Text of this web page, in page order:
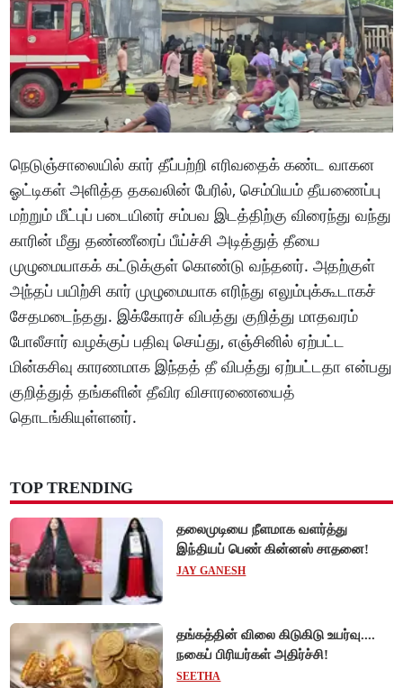
நெடுஞ்சாலையில் கார் தீப்பற்றி எரிவதைக் கண்ட வாகன
ஓட்டிகள் அளித்த தகவலின் பேரில், செம்பியம் தீயணைப்பு
மற்றும் மீட்புப் படையினர் சம்பவ இடத்திற்கு விரைந்து வந்து
காரின் மீது தண்ணீரைப் பீய்ச்சி அடித்துத் தீயை
முழுமையாகக் கட்டுக்குள் கொண்டு வந்தனர். அதற்குள்
அந்தப் பயிற்சி கார் முழுமையாக எரிந்து எலும்புக்கூடாகச்
சேதமடைந்தது. இக்கோரச் விபத்து குறித்து மாதவரம்
போலீசார் வழக்குப் பதிவு செய்து, எஞ்சினில் ஏற்பட்ட
மின்கசிவு காரணமாக இந்தத் தீ விபத்து ஏற்பட்டதா என்பது
குறித்துத் தங்களின் தீவிர விசாரணையைத்
தொடங்கியுள்ளனர்.
TOP TRENDING
தலைமுடியை நீளமாக வளர்த்து
இந்தியப் பெண் கின்னஸ் சாதனை!
JAY GANESH
தங்கத்தின் விலை கிடுகிடு உயர்வு....
நகைப் பிரியர்கள் அதிர்ச்சி!
SEETHA